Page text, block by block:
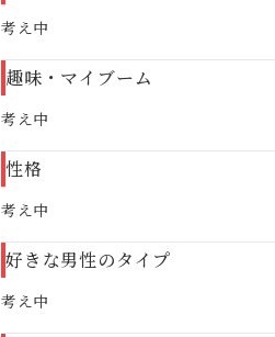
考え中
趣味・マイブーム
考え中
性格
考え中
好きな男性のタイプ
考え中